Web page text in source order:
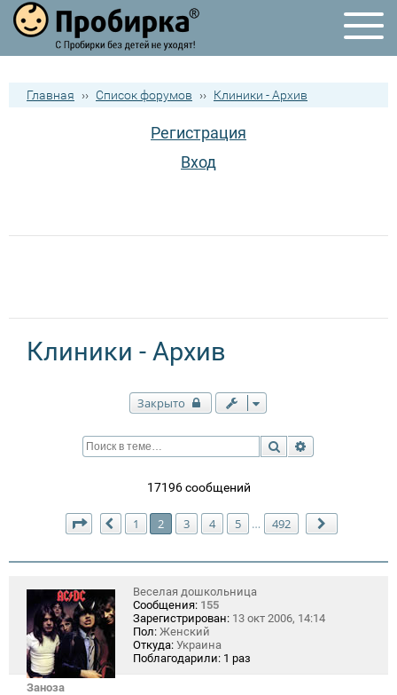
Главная ›› Список форумов ›› Клиники - Архив
Регистрация
Вход
Клиники - Архив
Закрыто
Поиск
17196 сообщений
Страница из 492
Пред.
1 2 3 4 5 … 492
Заноза
Веселая дошкольница
Сообщения: 155
Зарегистрирован: 13 окт 2006, 14:14
Пол: Женский
Откуда: Украина
Поблагодарили: 1 раз